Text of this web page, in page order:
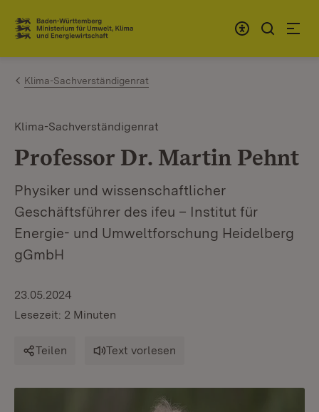
Zum Inhalt springen
Link zur Startseite
Klima-Sachverständigenrat
Klima-Sachverständigenrat
Professor Dr. Martin Pehnt
Physiker und wissenschaftlicher
Geschäftsführer des ifeu – Institut für
Energie- und Umweltforschung Heidelberg
gGmbH
23.05.2024
Lesezeit: 2 Minuten
Teilen Text vorlesen